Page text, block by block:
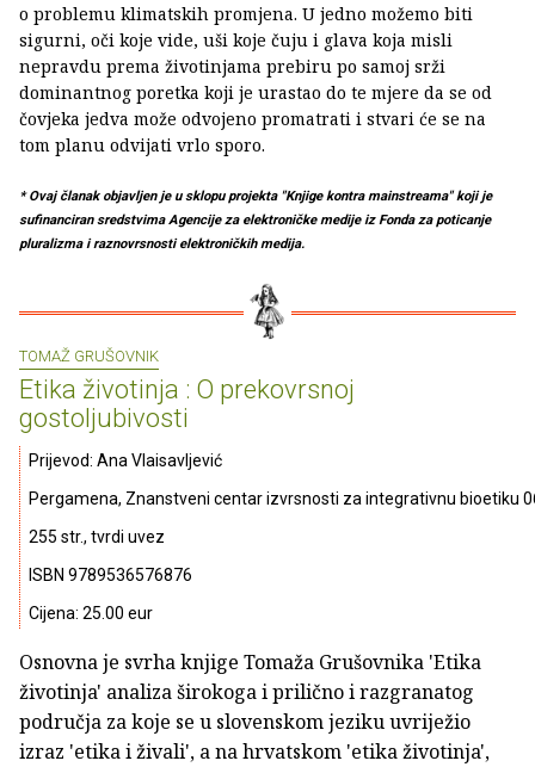
o problemu klimatskih promjena. U jedno možemo biti
sigurni, oči koje vide, uši koje čuju i glava koja misli
nepravdu prema životinjama prebiru po samoj srži
dominantnog poretka koji je urastao do te mjere da se od
čovjeka jedva može odvojeno promatrati i stvari će se na
tom planu odvijati vrlo sporo.
* Ovaj članak objavljen je u sklopu projekta "Knjige kontra mainstreama" koji je
sufinanciran sredstvima Agencije za elektroničke medije iz Fonda za poticanje
pluralizma i raznovrsnosti elektroničkih medija.
TOMAŽ GRUŠOVNIK
Etika životinja : O prekovrsnoj
gostoljubivosti
Prijevod: Ana Vlaisavljević
Pergamena, Znanstveni centar izvrsnosti za integrativnu bioetiku
255 str., tvrdi uvez
ISBN 9789536576876
Cijena: 25.00 eur
Osnovna je svrha knjige Tomaža Grušovnika 'Etika
životinja' analiza širokoga i prilično i razgranatog
područja za koje se u slovenskom jeziku uvriježio
izraz 'etika i živali', a na hrvatskom 'etika životinja',